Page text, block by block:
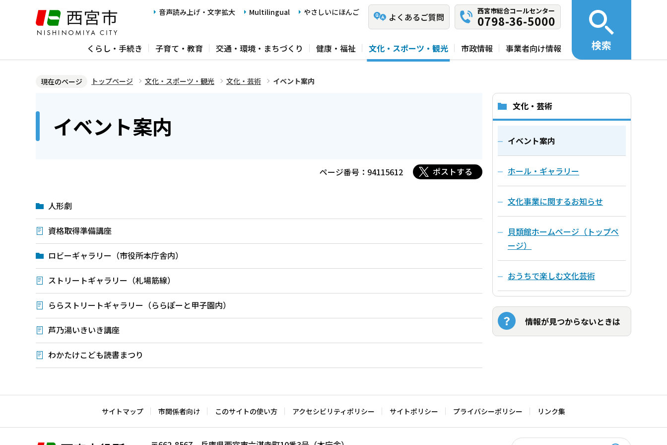
ジ
音声読み上げ・文字拡大 Multilingual やさしいにほんご よくあるご質問
西宮市総合コールセンター
0798-36-5000
くらし・手続き 子育て・教育 交通・環境・まちづくり 健康・福祉 文化・スポーツ・観光 市政情報 事業者向け情報 検索
現在のページ トップページ 文化・スポーツ・観光 文化・芸術 イベント案内
イベント案内
ページ番号：94115612 ポストする
人形劇
資格取得準備講座
ロビーギャラリー（市役所本庁舎内）
ストリートギャラリー（札場筋線）
ららストリートギャラリー（ららぽーと甲子園内）
芦乃湯いきいき講座
わかたけこども読書まつり
文
文化・芸術
イベント案内
ホール・ギャラリー
文化事業に関するお知らせ
貝類館ホームページ（トップペ
ージ）
おうちで楽しむ文化芸術
情報が見つからないときは
サイトマップ 市関係者向け このサイトの使い方 アクセシビリティポリシー サイトポリシー プライバシーポリシー リンク集